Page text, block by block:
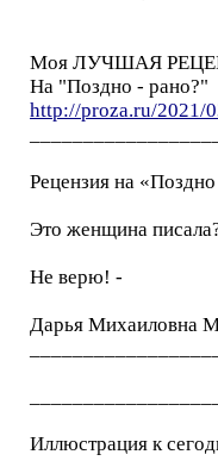
Моя ЛУЧШАЯ
На "Поздно - рано?"
http://proza.ru/2021/
Рецензия на
Это женщина
Не верю! -
Дарья Михаиловна
Иллюстрация к